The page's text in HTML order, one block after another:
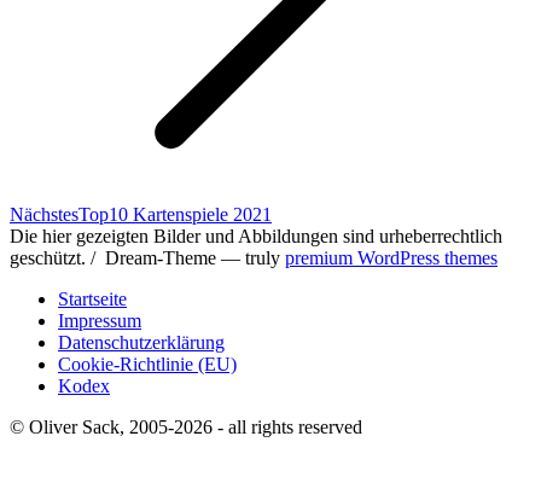
NächstesNächster
Beitrag:
Top10 Kartenspiele 2021
Die hier gezeigten Bilder und Abbildungen sind urheberrechtlich
geschützt. / Dream-Theme — truly premium WordPress themes
Startseite
Impressum
Datenschutzerklärung
Cookie-Richtlinie (EU)
Kodex
© Oliver Sack, 2005-2026 - all rights reserved